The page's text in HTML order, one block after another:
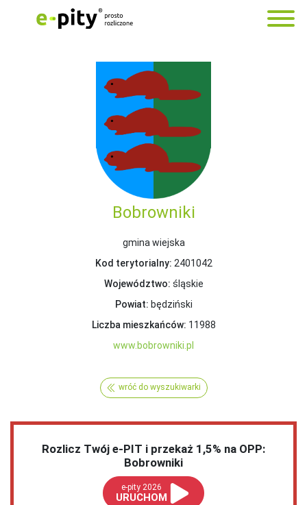
Bobrowniki
gmina wiejska
Kod terytorialny: 2401042
Województwo: śląskie
Powiat: będziński
Liczba mieszkańców: 11988
www.bobrowniki.pl
wróć do wyszukiwarki
Rozlicz Twój e-PIT i przekaż 1,5% na OPP:
Bobrowniki
e-pity 2026
URUCHOM